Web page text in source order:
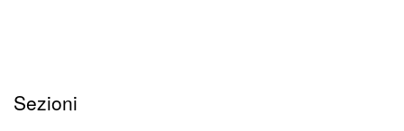
Sezioni